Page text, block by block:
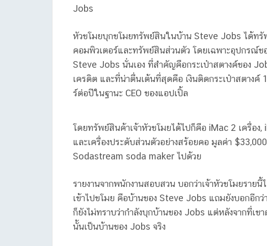
Jobs
หัวขโมยบุกขโมยทรัพย์สินในบ้าน Steve Jobs ได้ทรั
คอมพิวเตอร์และทรัพย์สินส่วนตัว โดยเฉพาะอุปกรณ์ข
Steve Jobs นั่นเอง ที่สำคัญคือกระเป๋าสตางค์ของ
เครดิต และที่น่าตื่นเต้นที่สุดคือ เงินติดกระเป๋าสตางค์
ร์ต่อปีในฐานะ CEO ของแอปเปิ้ล
โดยทรัพย์สินค้าเจ้าหัวขโมยได้ไปก็คือ iMac 2 เครื่อง,
และเครื่องประดับส่วนตัวอย่างสร้อยคอ มูลค่า
Sodastream soda maker ไปด้วย
รายงานจากพนักงานสอบสวน บอกว่าเจ้าหัวขโมยราย
เข้าไปขโมย คือบ้านของ Steve Jobs แถมยังบอกอีก
ก็ยังไม่ทราบว่ากำลังบุกบ้านของ Jobs แต่หลังจากที่เ
นั้นเป็นบ้านของ Jobs จริง